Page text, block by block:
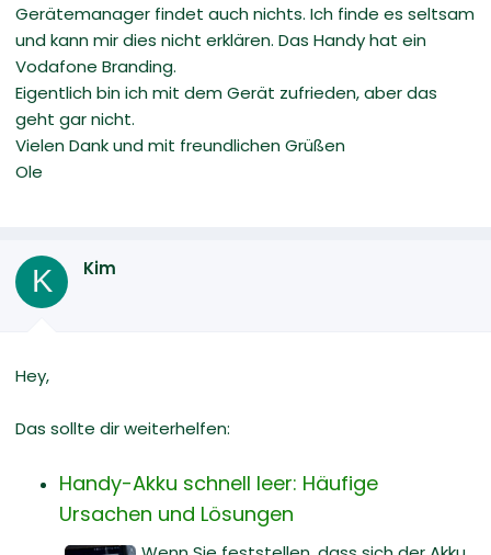
Gerätemanager findet auch nichts. Ich finde es seltsam
und kann mir dies nicht erklären. Das Handy hat ein
Vodafone Branding.
Eigentlich bin ich mit dem Gerät zufrieden, aber das
geht gar nicht.
Vielen Dank und mit freundlichen Grüßen
Ole
K Kim
Hey,
Das sollte dir weiterhelfen:
Handy-Akku schnell leer: Häufige
Ursachen und Lösungen